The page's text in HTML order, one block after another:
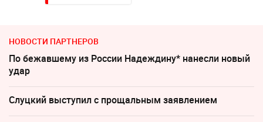
НОВОСТИ ПАРТНЕРОВ
По бежавшему из России Надеждину* нанесли новый
удар
Слуцкий выступил с прощальным заявлением